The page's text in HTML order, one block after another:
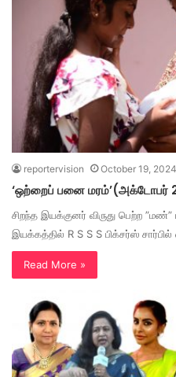
reportervision October 19, 2024
‘ஒற்றைப் பனை மரம்’(அக்டோபர்
சிறந்த இயக்குனர் விருது பெற்ற
இயக்கத்தில் R S S S பிக்சர்ஸ்
Read More »